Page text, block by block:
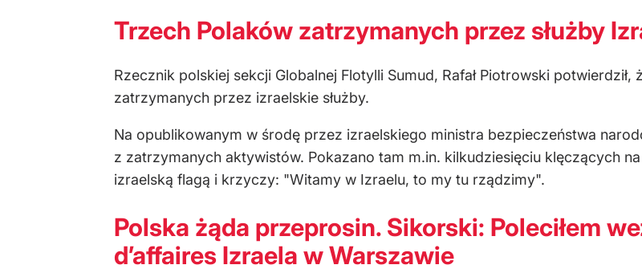
Trzech Polaków zatrzymanych przez służby
Rzecznik polskiej sekcji Globalnej Flotylli Sumud, Rafał Piotrowski potwierdził,
zatrzymanych przez izraelskie służby.
Na opublikowanym w środę przez izraelskiego ministra bezpieczeństwa
z zatrzymanych aktywistów. Pokazano tam m.in. kilkudziesięciu klęczących
izraelską flagą i krzyczy: "Witamy w Izraelu, to my tu rządzimy".
Polska żąda przeprosin. Sikorski: Poleciłem
d’affaires Izraela w Warszawie